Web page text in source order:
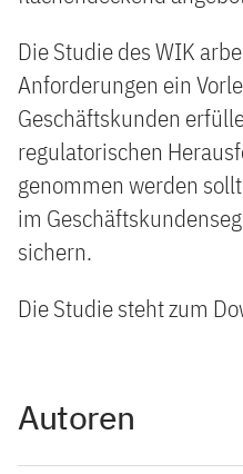
Die Studie des WIK
Anforderungen ein
Geschäftskunden
regulatorischen
genommen werden
im
sichern.
Die Studie steht zum
Autoren